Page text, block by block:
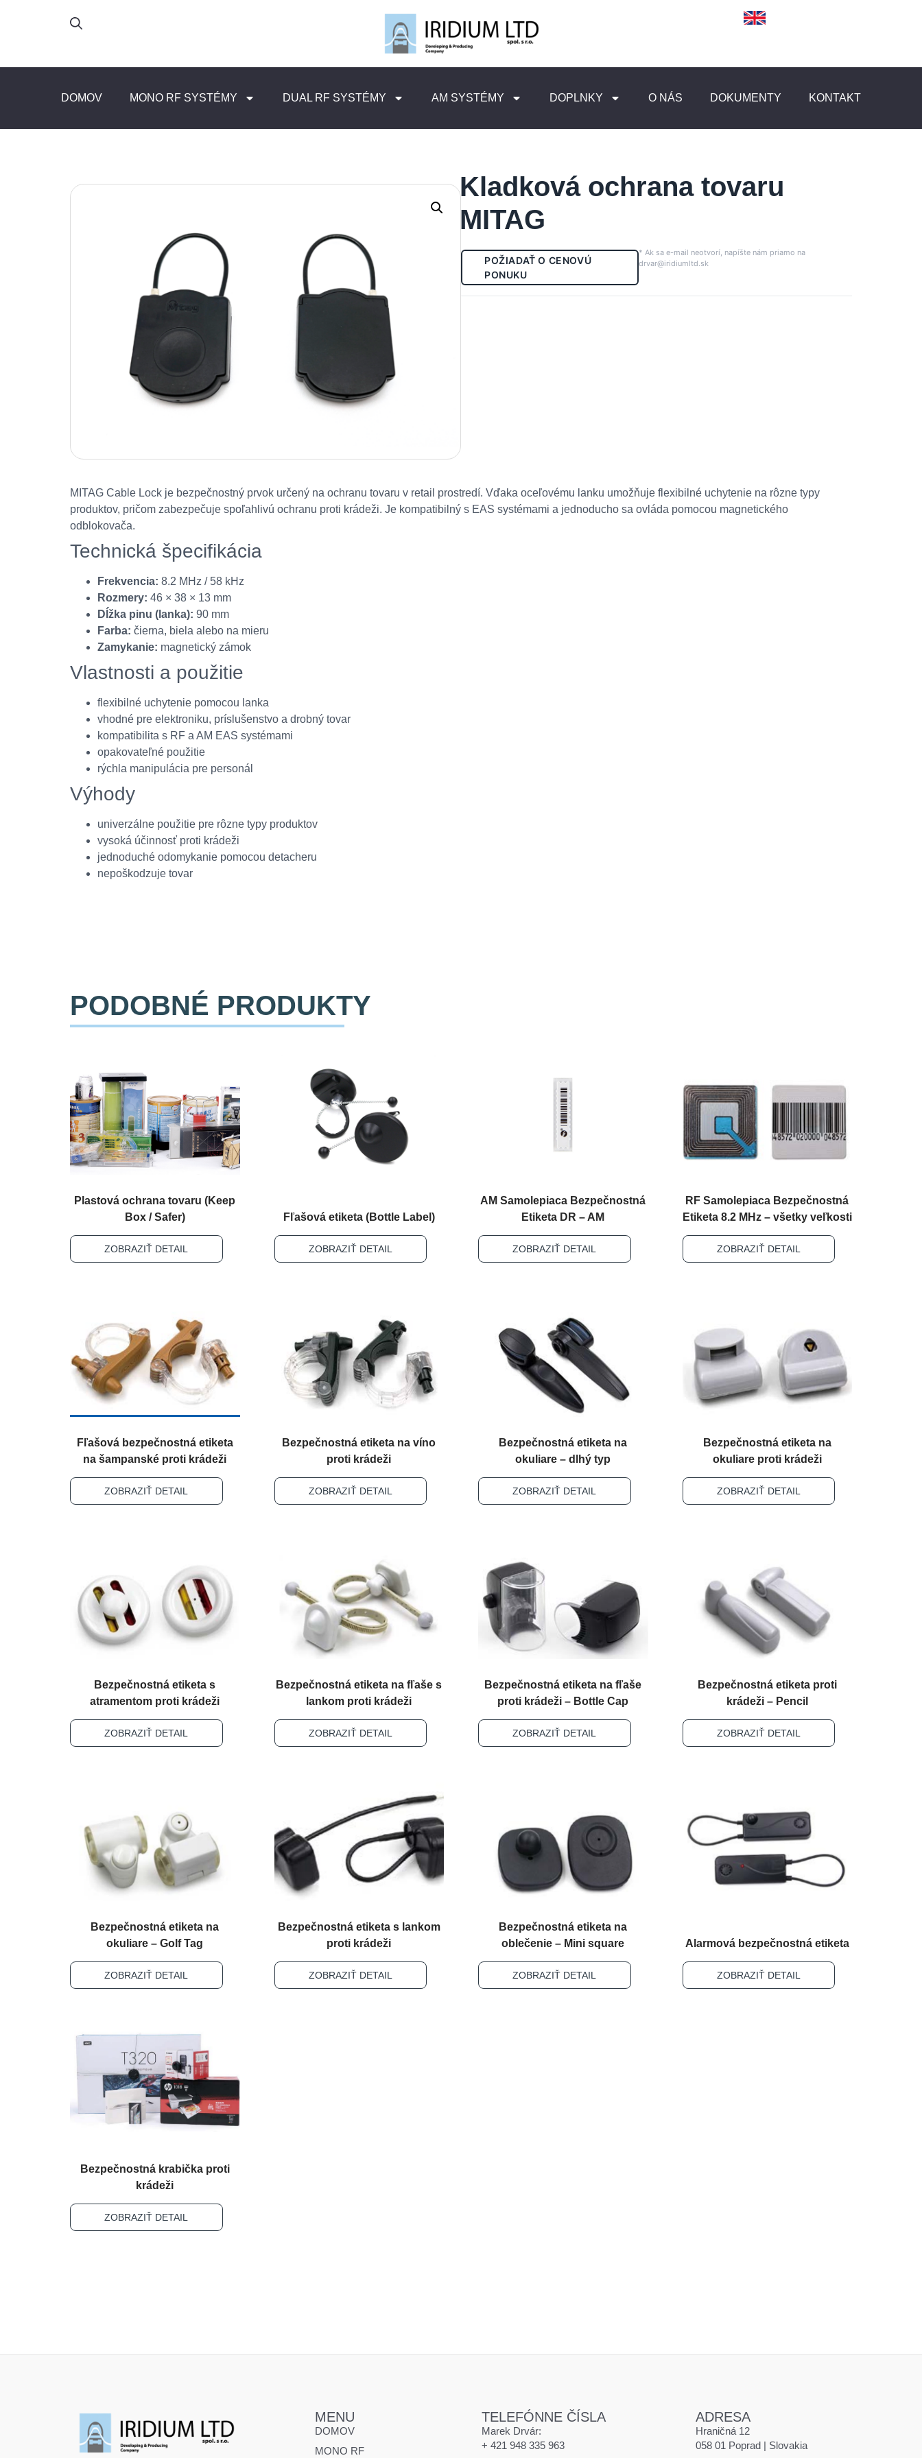
DOMOV MONO RF SYSTÉMY DUAL RF SYSTÉMY AM SYSTÉMY DOPLNKY O NÁS DOKUMENTY KONTAKT
Kladková ochrana tovaru
MITAG
POŽIADAŤ O CENOVÚ
PONUKU
* Ak sa e-mail neotvorí, napíšte nám priamo na
drvar@iridiumltd.sk
MITAG Cable Lock je bezpečnostný prvok určený na ochranu tovaru v retail prostredí. Vďaka oceľovému lanku umožňuje flexibilné uchytenie na rôzne typy
produktov, pričom zabezpečuje spoľahlivú ochranu proti krádeži. Je kompatibilný s EAS systémami a jednoducho sa ovláda pomocou magnetického
odblokovača.
Technická špecifikácia
Frekvencia: 8.2 MHz / 58 kHz
Rozmery: 46 × 38 × 13 mm
Dĺžka pinu (lanka): 90 mm
Farba: čierna, biela alebo na mieru
Zamykanie: magnetický zámok
Vlastnosti a použitie
flexibilné uchytenie pomocou lanka
vhodné pre elektroniku, príslušenstvo a drobný tovar
kompatibilita s RF a AM EAS systémami
opakovateľné použitie
rýchla manipulácia pre personál
Výhody
univerzálne použitie pre rôzne typy produktov
vysoká účinnosť proti krádeži
jednoduché odomykanie pomocou detacheru
nepoškodzuje tovar
PODOBNÉ PRODUKTY
Plastová ochrana tovaru (Keep
Box / Safer)
ZOBRAZIŤ DETAIL
Fľašová etiketa (Bottle Label)
ZOBRAZIŤ DETAIL
AM Samolepiaca Bezpečnostná
Etiketa DR – AM
ZOBRAZIŤ DETAIL
RF Samolepiaca Bezpečnostná
Etiketa 8.2 MHz – všetky veľkosti
ZOBRAZIŤ DETAIL
Fľašová bezpečnostná etiketa
na šampanské proti krádeži
ZOBRAZIŤ DETAIL
Bezpečnostná etiketa na víno
proti krádeži
ZOBRAZIŤ DETAIL
Bezpečnostná etiketa na
okuliare – dlhý typ
ZOBRAZIŤ DETAIL
Bezpečnostná etiketa na
okuliare proti krádeži
ZOBRAZIŤ DETAIL
Bezpečnostná etiketa s
atramentom proti krádeži
ZOBRAZIŤ DETAIL
Bezpečnostná etiketa na fľaše s
lankom proti krádeži
ZOBRAZIŤ DETAIL
Bezpečnostná etiketa na fľaše
proti krádeži – Bottle Cap
ZOBRAZIŤ DETAIL
Bezpečnostná etiketa proti
krádeži – Pencil
ZOBRAZIŤ DETAIL
Bezpečnostná etiketa na
okuliare – Golf Tag
ZOBRAZIŤ DETAIL
Bezpečnostná etiketa s lankom
proti krádeži
ZOBRAZIŤ DETAIL
Bezpečnostná etiketa na
oblečenie – Mini square
ZOBRAZIŤ DETAIL
Alarmová bezpečnostná etiketa
ZOBRAZIŤ DETAIL
Bezpečnostná krabička proti
krádeži
ZOBRAZIŤ DETAIL
MENU
DOMOV
MONO RF
TELEFÓNNE ČÍSLA
Marek Drvár:
+ 421 948 335 963
ADRESA
Hraničná 12
058 01 Poprad | Slovakia